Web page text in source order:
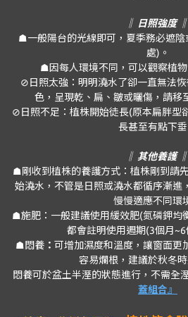
‖ 日照強度 ‖
☗一般陽台的光線即可，夏季務必遮
處)。
☗因每人環境不同，可以觀察植物
⊘日照太強：明明澆水了卻一直無法
色，呈現乾、扁、皺或曬傷，請移
⊘日照不足：植株開始徒長(原本扁胖型
長甚至有點下垂
‖ 其他養護 ‖
☗剛收到植株的養護方式：植株剛到請
始澆水，不管是日照或澆水都循序漸進
慢慢適應不同環
☗施肥：一般建議使用緩效肥(氮磷鉀均
都會註明使用週期(3個月~6
☗悶養： 可增加濕度和溫度，讓窗面更
容易爛根，建議於秋冬時
悶養可於盆土半溼的狀態進行，不需全
蓋組合』